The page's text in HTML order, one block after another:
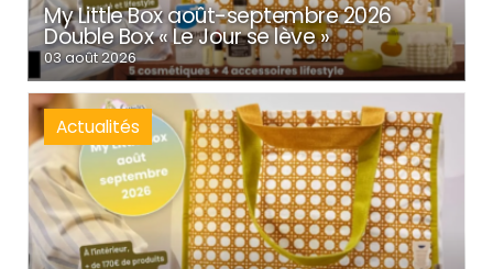
My Little Box août-septembre 2026
Double Box « Le Jour se lève »
03 août 2026
Actualités